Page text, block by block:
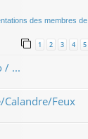
des membres de
1 2 3 4 5
/ ...
Calandre/Feux